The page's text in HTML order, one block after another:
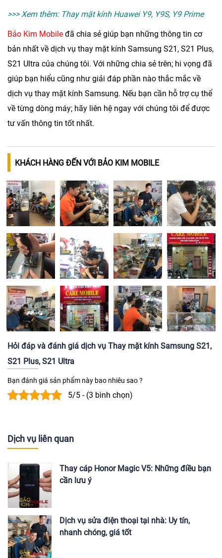
>>> Xem thêm: Thay mặt kính Huawei Y9, Y9S, Y9 Prime
Bảo Kim Mobile đã chia sẻ giúp bạn những thông tin cơ
bản nhất về dịch vụ thay mặt kính Samsung S21, S21 Plus,
S21 Ultra của chúng tôi. Với những chia sẻ trên; hi vọng đã
giúp bạn hiểu cũng như giải đáp phần nào thắc mắc về
dịch vụ thay mặt kính Samsung. Nếu bạn cần hỗ trợ cụ thể
về từng dòng máy; hãy liên hệ ngay với chúng tôi để được
tư vấn thông tin tốt nhất.
KHÁCH HÀNG ĐẾN VỚI BẢO KIM MOBILE
Hỏi đáp và đánh giá dịch vụ Thay mặt kính Samsung S21,
S21 Plus, S21 Ultra
Bạn đánh giá sản phẩm này bao nhiêu sao ?
5/5 - (3 bình chọn)
Dịch vụ liên quan
Thay cáp Honor Magic V5: Những điều bạn
cần lưu ý
Dịch vụ sửa điện thoại tại nhà: Uy tín,
nhanh chóng, giá tốt